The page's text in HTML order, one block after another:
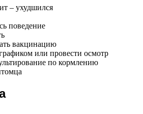
– ухудшился
поведение
вакцинацию
или провести осмотр
по кормлению